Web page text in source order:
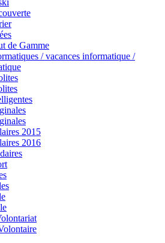
de Gamme
/ vacances informatique /
2015
2016